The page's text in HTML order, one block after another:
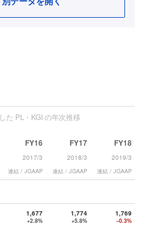
た PL・KGI の年次推移
FY16
2017/3
連結 / JGAAP
FY17
2018/3
連結 / JGAAP
FY18
2019/3
連結 / JGAAP
1,677
+2.8%
1,774
+5.8%
1,769
−0.3%